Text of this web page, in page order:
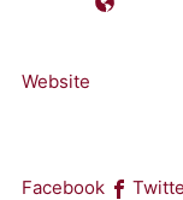
Website
Facebook